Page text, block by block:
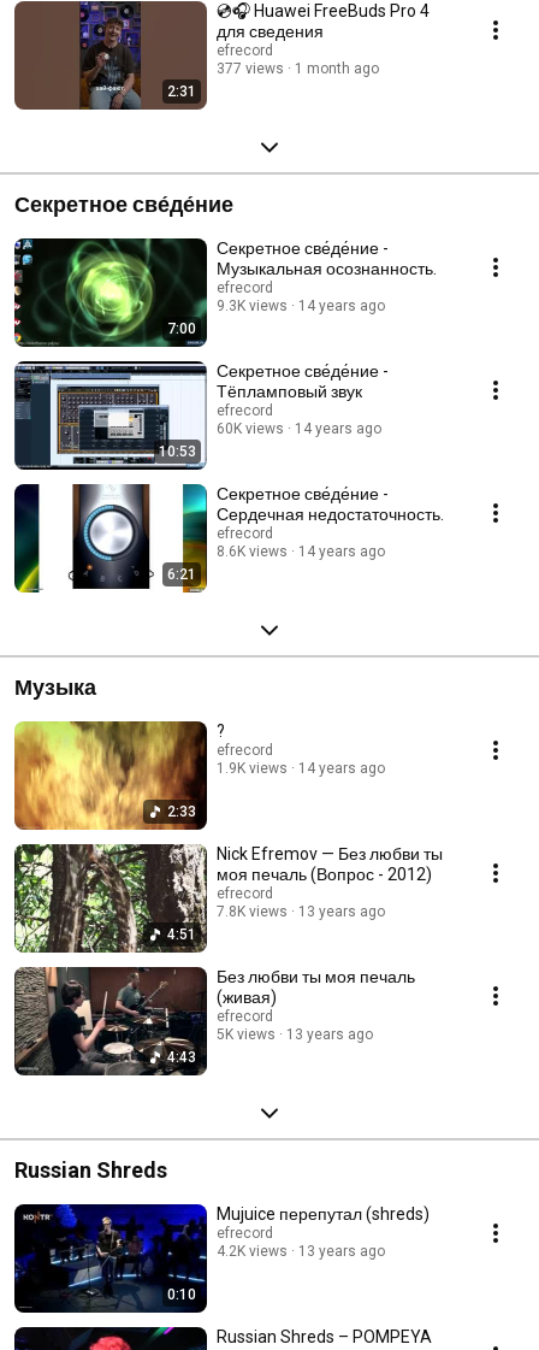
2:31
💿🎧 Huawei FreeBuds Pro 4
для сведения
efrecord
377 views
1 month ago
Секретное све́де́ние
7:00
Секретное све́де́ние -
Музыкальная осознанность.
efrecord
9.3K views
14 years ago
10:53
Секретное све́де́ние -
Тёпламповый звук
efrecord
60K views
14 years ago
6:21
Секретное све́де́ние -
Сердечная недостаточность.
efrecord
8.6K views
14 years ago
Музыка
2:33
?
efrecord
1.9K views
14 years ago
4:51
Nick Efremov — Без любви ты
моя печаль (Вопрос - 2012)
efrecord
7.8K views
13 years ago
4:43
Без любви ты моя печаль
(живая)
efrecord
5K views
13 years ago
Russian Shreds
0:10
Mujuice перепутал (shreds)
efrecord
4.2K views
13 years ago
Russian Shreds – POMPEYA